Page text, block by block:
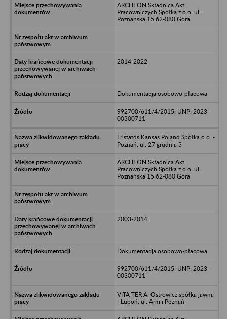
ARCHEON Składnica Akt
Pracowniczych Spółka z o.o. ul.
Poznańska 15 62-080 Góra
2014-2022
Dokumentacja osobowo-płacowa
992700/611/4/2015; UNP: 2023-
00300711
Fristatds Kansas Poland Spółka o.o. -
Poznań, ul. 27 grudnia 3
ARCHEON Składnica Akt
Pracowniczych Spółka z o.o. ul.
Poznańska 15 62-080 Góra
2003-2014
Dokumentacja osobowo-płacowa
992700/611/4/2015; UNP: 2023-
00300711
VITA-TER A. Ostrowicz spółka jawna
- Luboń, ul. Armii Poznań